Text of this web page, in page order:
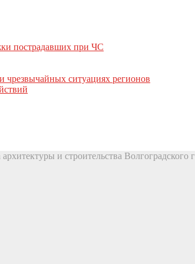
пострадавших при ЧС
ситуациях регионов
и строительства Волгоградского